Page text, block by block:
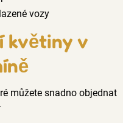
vozy
květiny v
můžete snadno objednat